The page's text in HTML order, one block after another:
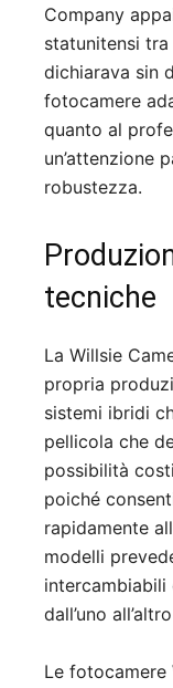
Company
statunitensi tra
dichiarava sin
fotocamere
quanto al
un’attenzione
robustezza.
tecniche
La Willsie
propria
sistemi ibridi
pellicola che
possibilità
poiché
rapidamente
modelli
intercambiabili
dall’uno
Le fotocamere